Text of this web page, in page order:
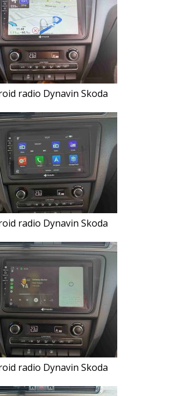
radio Dynavin Skoda
radio Dynavin Skoda
radio Dynavin Skoda